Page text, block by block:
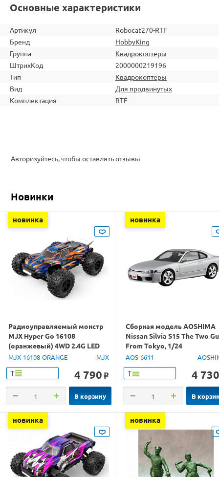
Основные характеристики
Артикул
Robocat270-RTF
Бренд
HobbyKing
Группа
Квадрокоптеры
ШтрихКод
2000000219196
Тип
Квадрокоптеры
Вид
Для продвинутых
Комплектация
RTF
Авторизуйтесь, чтобы оставлять отзывы
Новинки
новинка
Радиоуправляемый монстр
MJX Hyper Go 16108
(оранжевый) 4WD 2.4G LED
1/16 RTR
MJX-16108-ORANGE MJX
Т 4 790 o
В корзину
новинка
Сборная модель AOSHIMA
Nissan Silvia S15 The Two
From Tokyo, 1/24
AOS-6611
Т 4 730
В
новинка новинка